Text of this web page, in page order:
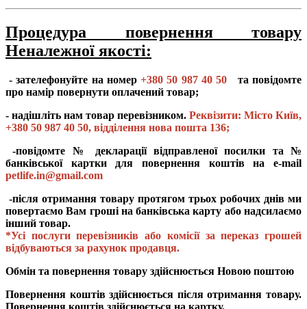
Процедура повернення товару
Неналежної якості:
- зателефонуйте на номер +380 50 987 40 50
та повідомте
про намір повернути оплачений товар;
- надішліть нам товар перевізником. Реквізити: Місто Київ,
+380 50 987 40 50, відділення нова пошта 136;
-повідомте № декларації відправленої посилки та №
банківської картки для повернення коштів на e-mail
petlife.in@gmail.com
-після отримання товару протягом трьох робочих днів ми
повертаємо Вам гроші на банківська карту або надсилаємо
інший товар.
*Усі послуги перевізників або комісії за переказ грошей
відбуваються за рахунок продавця.
Обмін та повернення товару здійснюється Новою поштою
Повернення коштів здійснюється після отримання товару.
Повернення коштів здійснюється на картку.